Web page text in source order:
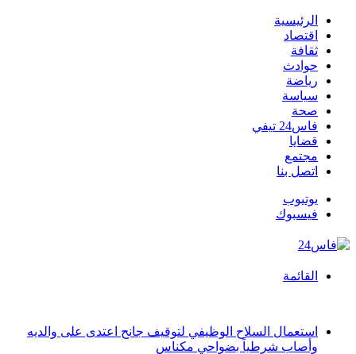
الرئيسية
اقتصاد
ثقافة
حوادث
رياضة
سياسة
صحة
فاس24 تيفي
قضايا
مجتمع
اتصل بنا
يوتيوب
فيسبوك
القائمة
استعمال السلاح الوظيفي لتوقيف جانح اعتدى على والديه
وأصاب شرطياً بضواحي مكناس